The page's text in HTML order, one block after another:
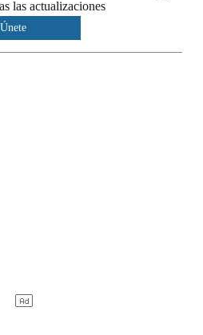
las actualizaciones
Únete